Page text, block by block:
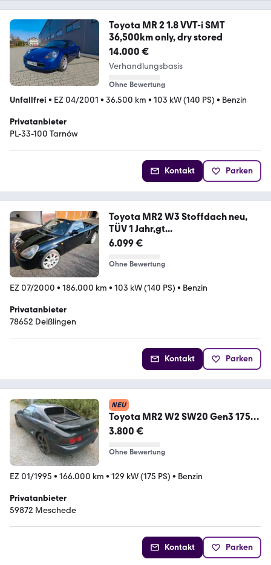
Toyota MR 2 1.8 VVT-i SMT
36,500km only, dry stored
14.000 €
Verhandlungsbasis
Ohne Bewertung
Unfallfrei • EZ 04/2001 • 36.500 km • 103 kW (140 PS) • Benzin
Privatanbieter
PL-33-100 Tarnów
Kontakt Parken
Toyota MR2 W3 Stoffdach neu,
TÜV 1 Jahr,gt...
6.099 €
Ohne Bewertung
EZ 07/2000 • 186.000 km • 103 kW (140 PS) • Benzin
Privatanbieter
78652 Deißlingen
Kontakt Parken
NEU
Toyota MR2 W2 SW20 Gen3 175
PS Import RHD
3.800 €
Ohne Bewertung
EZ 01/1995 • 166.000 km • 129 kW (175 PS) • Benzin
Privatanbieter
59872 Meschede
Kontakt Parken